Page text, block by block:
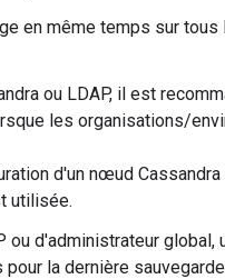
en même temps sur
ou LDAP, il est
les organisations/
d'un nœud Cassandra
utilisée.
d'administrateur global,
la dernière